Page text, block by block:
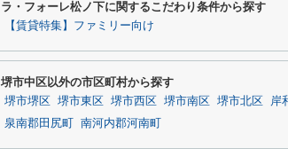
ラ・フォーレ松ノ下に関するこだわり条件から探す
【賃貸特集】ファミリー向け
堺市中区以外の市区町村から探す
堺市堺区 堺市東区 堺市西区 堺市南区 堺市北区 岸
泉南郡田尻町
南河内郡河南町